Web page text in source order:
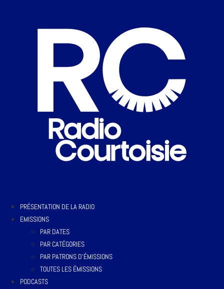
PRÉSENTATION DE LA RADIO
EMISSIONS
PAR DATES
PAR CATÉGORIES
PAR PATRONS D’ÉMISSIONS
TOUTES LES ÉMISSIONS
PODCASTS